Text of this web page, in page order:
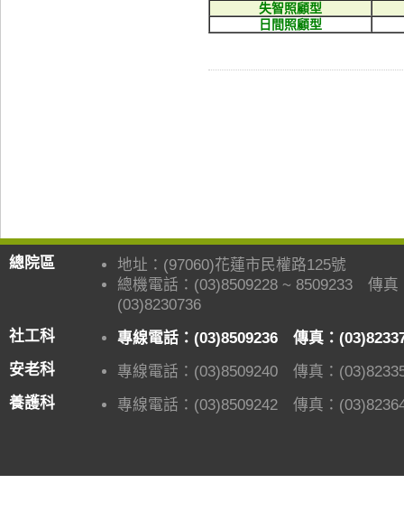
失智照顧型
日間照顧型
總院區
地址：(97060)花蓮市民權路125號
總機電話：(03)8509228 ~ 8509233 傳真
(03)8230736
社工科
專線電話：(03)8509236 傳真：
安老科
專線電話：(03)8509240 傳真：
養護科
專線電話：(03)8509242 傳真：